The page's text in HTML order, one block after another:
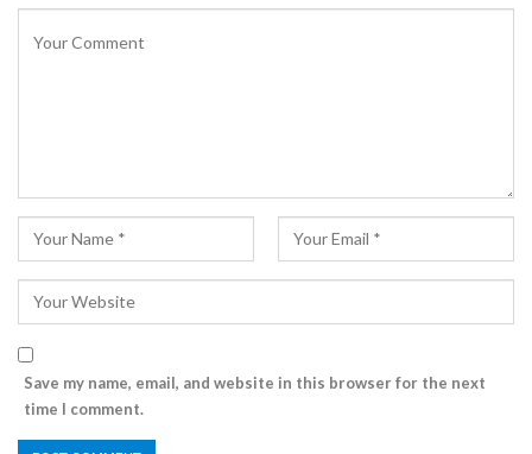
Save my name, email, and website in this browser for the next
time I comment.